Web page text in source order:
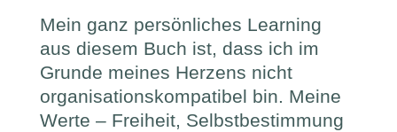
Mein ganz persönliches Learning
aus diesem Buch ist, dass ich im
Grunde meines Herzens nicht
organisationskompatibel bin. Meine
Werte – Freiheit, Selbstbestimmung